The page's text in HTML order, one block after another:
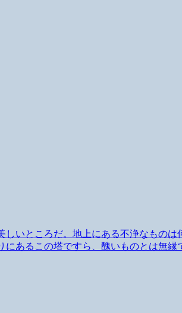
いところだ。地上にある不浄なものは
にあるこの塔ですら、醜いものとは無